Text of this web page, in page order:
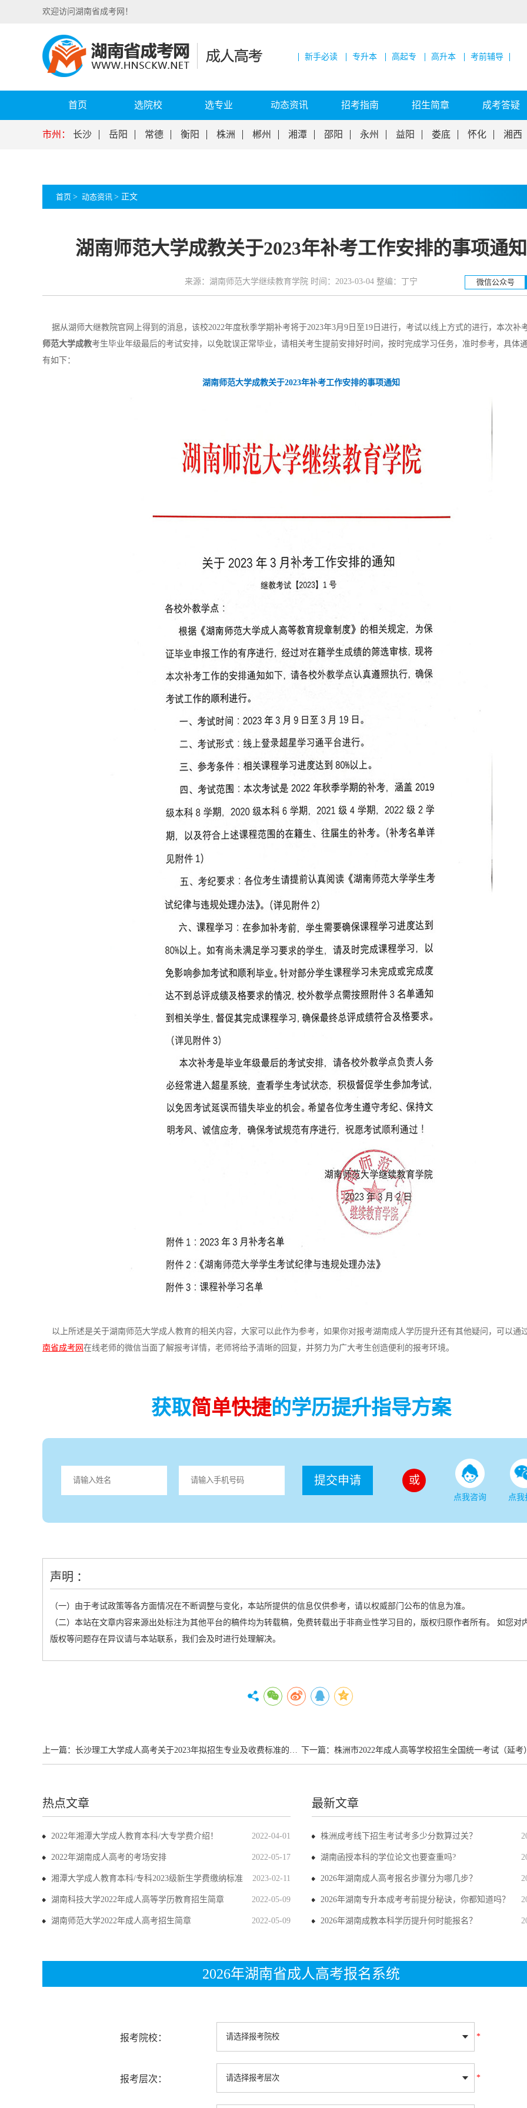
欢迎访问湖南省成考网！
新手必读 专升本 高起专 高升本 考前辅导
首页 选院校 选专业 动态资讯 招考指南 招生简章 成考答疑
市州： 长沙 岳阳 常德 衡阳 株洲 郴州 湘潭 邵阳 永州 益阳 娄底 怀化 湘西
首页 > 动态资讯 > 正文
湖南师范大学成教关于2023年补考工作安排的事项通知
来源：湖南师范大学继续教育学院 时间：2023-03-04 整编：丁宁 微信公众号
据从湖师大继教院官网上得到的消息，该校2022年度秋季学期补考将于2023年3月9日至19日进行，考试以线上方式的进行，本次补
师范大学成教考生毕业年级最后的考试安排，以免耽误正常毕业，请相关考生提前安排好时间，按时完成学习任务，准时参考，具体
有如下：
湖南师范大学成教关于2023年补考工作安排的事项通知
以上所述是关于湖南师范大学成人教育的相关内容，大家可以此作为参考，如果你对报考湖南成人学历提升还有其他疑问，可以通
南省成考网 在线老师的微信当面了解报考详情，老师将给予清晰的回复，并努力为广大考生创造便利的报考环境。
获取简单快捷的学历提升指导方案
提交申请 或
点我咨询 点我
声明 ：
（一）由于考试政策等各方面情况在不断调整与变化，本站所提供的信息仅供参考，请以权威部门公布的信息为准。
（二）本站在文章内容来源出处标注为其他平台的稿件均为转载稿，免费转载出于非商业性学习目的，版权归原作者所有。 如您对
版权等问题存在异议请与本站联系，我们会及时进行处理解决。
上一篇： 长沙理工大学成人高考关于2023年拟招生专业及收费标准的公示通知 下一篇： 株洲市2022年成人高等学校招生全国统一考试（延考）
热点文章
2022-04-01
2022年湘潭大学成人教育本科/大专学费介绍！
2022-05-17
2022年湖南成人高考的考场安排
2023-02-11
湘潭大学成人教育本科/专科2023级新生学费缴纳标准
2022-05-09
湖南科技大学2022年成人高等学历教育招生简章
2022-05-09
湖南师范大学2022年成人高考招生简章
最新文章
株洲成考线下招生考试考多少分数算过关？
湖南函授本科的学位论文也要查重吗?
2026年湖南成人高考报名步骤分为哪几步？
2026年湖南专升本成考考前提分秘诀，你都知道吗？
2026年湖南成教本科学历提升何时能报名？
2026年湖南省成人高考报名系统
报考院校： *
报考层次： *
湖南工业大学 湖南科技